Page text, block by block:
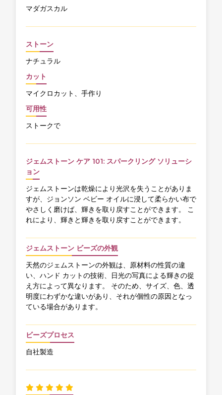
マダガスカル
ストーン
ナチュラル
カット
マイクロカット、手作り
可用性
ストークで
ジェムストーン ケア 101: スパークリング ソリューシ
ョン
ジェムストーンは乾燥により光沢を失うことがありま
すが、ジョンソン ベビー オイルに浸して柔らかい布で
やさしく磨けば、輝きを取り戻すことができます。 こ
れにより、輝きと輝きを取り戻すことができます。
ジェムストーン ビーズの外観
天然のジェムストーンの外観は、原材料の性質の違
い、ハンド カットの技術、日光の写真による輝きの捉
え方によって異なります。 そのため、サイズ、色、透
明度にわずかな違いがあり、それが個性の原因となっ
ている場合があります。
ビーズプロセス
自社製造